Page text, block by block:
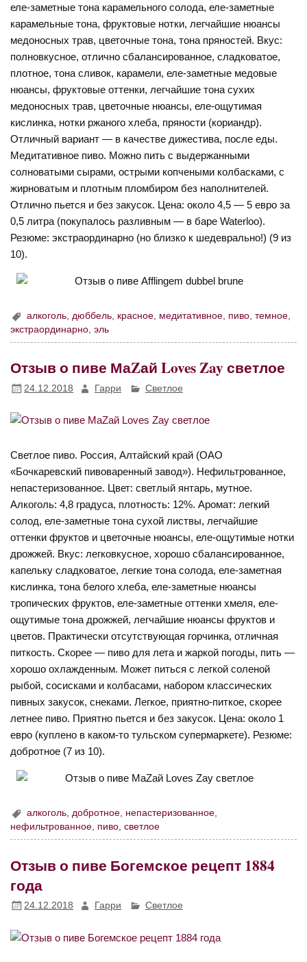
еле-заметные тона карамельного солода, еле-заметные
карамельные тона, фруктовые нотки, легчайшие нюансы
медоносных трав, цветочные тона, тона пряностей. Вкус:
полновкусное, отлично сбалансированное, сладковатое,
плотное, тона сливок, карамели, еле-заметные медовые
нюансы, фруктовые оттенки, легчайшие тона сухих
медоносных трав, цветочные нюансы, еле-ощутимая
кислинка, нотки ржаного хлеба, пряности (кориандр).
Отличный вариант — в качестве дижестива, после еды.
Медитативное пиво. Можно пить с выдержанными
солноватыми сырами, острыми копчеными колбасками, с
жирноватым и плотным пломбиром без наполнителей.
Отлично пьется и без закусок. Цена: около 4,5 — 5 евро за
0,5 литра (покупалось разливным — в баре Waterloo).
Резюме: экстраординарно (но близко к шедеврально!) (9 из
10).
алкоголь дюббель красное медитативное пиво ,темное
экстраординарно,эль
Отзыв о пиве МаZай Loves Zay светлое
24.12.2018 Гарри Светлое
Светлое пиво. Россия, Алтайский край (ОАО
«Бочкаревский пивоваренный завод»). Нефильтрованное,
непастеризованное. Цвет: светлый янтарь, мутное.
Алкоголь: 4,8 градуса, плотность: 12%. Аромат: легкий
солод, еле-заметные тона сухой листвы, легчайшие
оттенки фруктов и цветочные нюансы, еле-ощутимые нотки
дрожжей. Вкус: легковкусное, хорошо сбалансированное,
капельку сладковатое, легкие тона солода, еле-заметная
кислинка, тона белого хлеба, еле-заметные нюансы
тропических фруктов, еле-заметные оттенки хмеля, еле-
ощутимые тона дрожжей, легчайшие нюансы фруктов и
цветов. Практически отсутствующая горчинка, отличная
питкость. Скорее — пиво для лета и жаркой погоды, пить —
хорошо охлажденным. Может питься с легкой соленой
рыбой, сосисками и колбасами, набором классических
пивных закусок, снеками. Легкое, приятно-питкое, скорее
летнее пиво. Приятно пьется и без закусок. Цена: около 1
евро (куплено в каком-то тульском супермаркете). Резюме:
добротное (7 из 10).
алкоголь,добротное, непастеризованное,
нефильтрованное, пиво,светлое
Отзыв о пиве Богемское рецепт 1884
года
24.12.2018 Гарри Светлое